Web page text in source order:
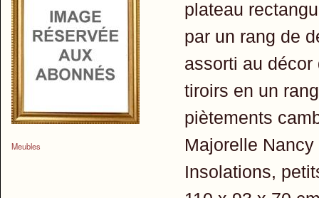
Meubles
plateau
par un rang de
assorti au
tiroirs en un
piètements
Majorelle
Insolations,